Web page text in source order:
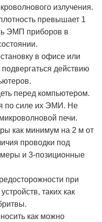
излучения.
превышает 1
ЭМП приборов в
в офисе или
действию
перед компьютером.
по силе их ЭМИ. Не
печи.
как минимум на 2 м от
проводки под
и 3-позиционные
при
таких как
как можно